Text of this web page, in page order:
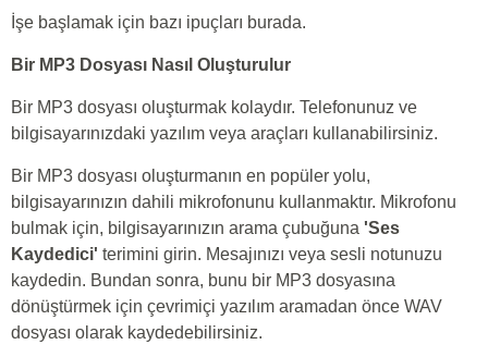
İşe başlamak için bazı ipuçları burada.
Bir MP3 Dosyası Nasıl Oluşturulur
Bir MP3 dosyası oluşturmak kolaydır. Telefonunuz ve
bilgisayarınızdaki yazılım veya araçları kullanabilirsiniz.
Bir MP3 dosyası oluşturmanın en popüler yolu,
bilgisayarınızın dahili mikrofonunu kullanmaktır. Mikrofonu
bulmak için, bilgisayarınızın arama çubuğuna 'Ses
Kaydedici' terimini girin. Mesajınızı veya sesli notunuzu
kaydedin. Bundan sonra, bunu bir MP3 dosyasına
dönüştürmek için çevrimiçi yazılım aramadan önce WAV
dosyası olarak kaydedebilirsiniz.